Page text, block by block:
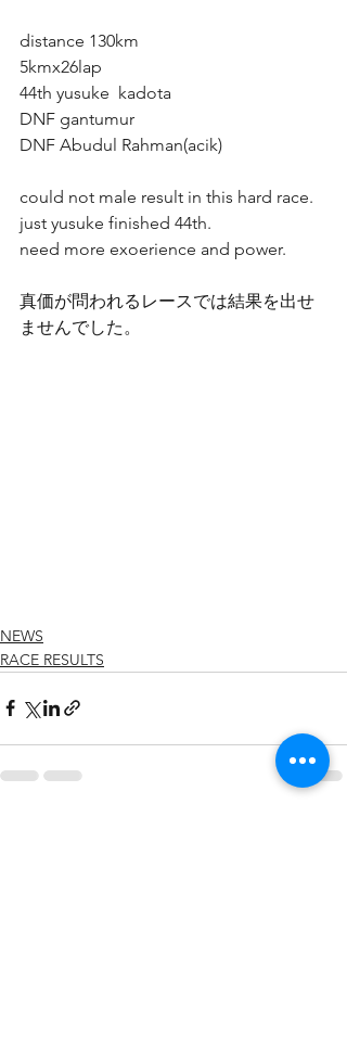
distance 130km
5kmx26lap
44th yusuke  kadota
DNF gantumur
DNF Abudul Rahman(acik)
could not male result in this hard race.
just yusuke finished 44th.
need more exoerience and power.
真価が問われるレースでは結果を出せ
ませんでした。
NEWS
RACE RESULTS